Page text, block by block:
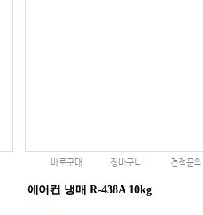
바로구매 장바구니 견적문의
에어컨 냉매 R-438A 10kg